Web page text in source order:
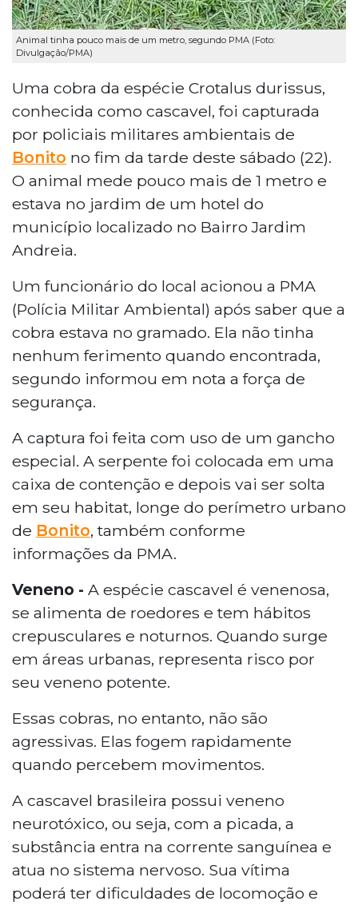
Animal tinha pouco mais de um metro, segundo PMA (Foto:
Divulgação/PMA)
Uma cobra da espécie Crotalus durissus,
conhecida como cascavel, foi capturada
por policiais militares ambientais de
Bonito no fim da tarde deste sábado (22).
O animal mede pouco mais de 1 metro e
estava no jardim de um hotel do
município localizado no Bairro Jardim
Andreia.
Um funcionário do local acionou a PMA
(Polícia Militar Ambiental) após saber que a
cobra estava no gramado. Ela não tinha
nenhum ferimento quando encontrada,
segundo informou em nota a força de
segurança.
A captura foi feita com uso de um gancho
especial. A serpente foi colocada em uma
caixa de contenção e depois vai ser solta
em seu habitat, longe do perímetro urbano
de Bonito, também conforme
informações da PMA.
Veneno - A espécie cascavel é venenosa,
se alimenta de roedores e tem hábitos
crepusculares e noturnos. Quando surge
em áreas urbanas, representa risco por
seu veneno potente.
Essas cobras, no entanto, não são
agressivas. Elas fogem rapidamente
quando percebem movimentos.
A cascavel brasileira possui veneno
neurotóxico, ou seja, com a picada, a
substância entra na corrente sanguínea e
atua no sistema nervoso. Sua vítima
poderá ter dificuldades de locomoção e